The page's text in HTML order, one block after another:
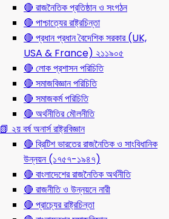
🔴 রাজনৈতিক প্রতিষ্ঠান ও সংগঠন
🔴 পাশ্চাত্যের রাষ্ট্রচিন্তা
🔴 প্রধান প্রধান বৈদেশিক সরকার (UK,
USA & France) ২১১৯০৫
🔴 লোক প্রশাসন পরিচিতি
🔴 সমাজবিজ্ঞান পরিচিতি
🔴 সমাজকর্ম পরিচিতি
🔴 অর্থনীতির মৌলনীতি
📗 ২য় বর্ষ অনার্স রাষ্ট্রবিজ্ঞান
🔴 ব্রিটিশ ভারতের রাজনৈতিক ও সাংবিধানিক
উন্নয়ন (১৭৫৭-১৯৪৭)
🔴 বাংলাদেশের রাজনৈতিক অর্থনীতি
🔴 রাজনীতি ও উন্নয়নে নারী
🔴 প্রাচ্যের রাষ্ট্রচিন্তা